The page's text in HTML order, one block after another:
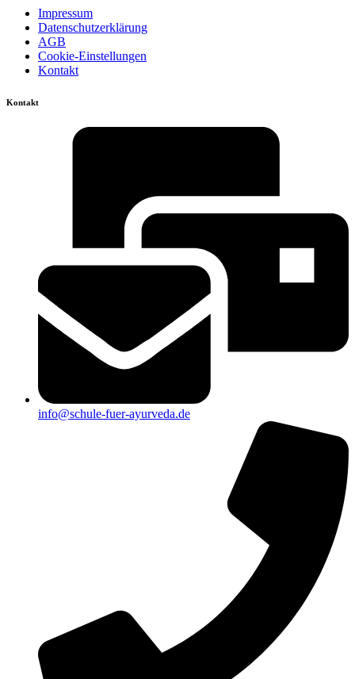
Impressum
Datenschutzerklärung
AGB
Cookie-Einstellungen
Kontakt
Kontakt
info@schule-fuer-ayurveda.de